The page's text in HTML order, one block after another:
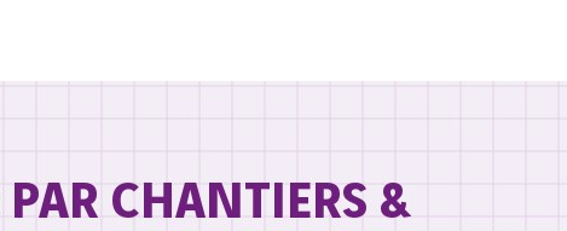
PAR CHANTIERS &